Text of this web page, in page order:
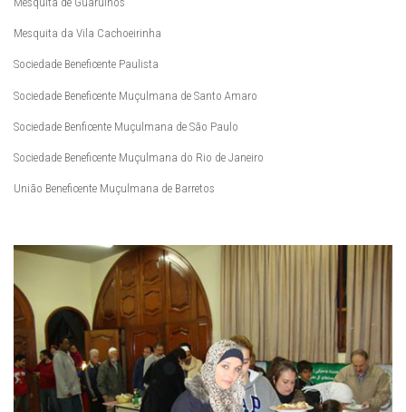
Mesquita da Vila Cachoeirinha
Sociedade Beneficente Paulista
Sociedade Beneficente Muçulmana de Santo Amaro
Sociedade Benficente Muçulmana de São Paulo
Sociedade Beneficente Muçulmana do Rio de Janeiro
União Beneficente Muçulmana de Barretos